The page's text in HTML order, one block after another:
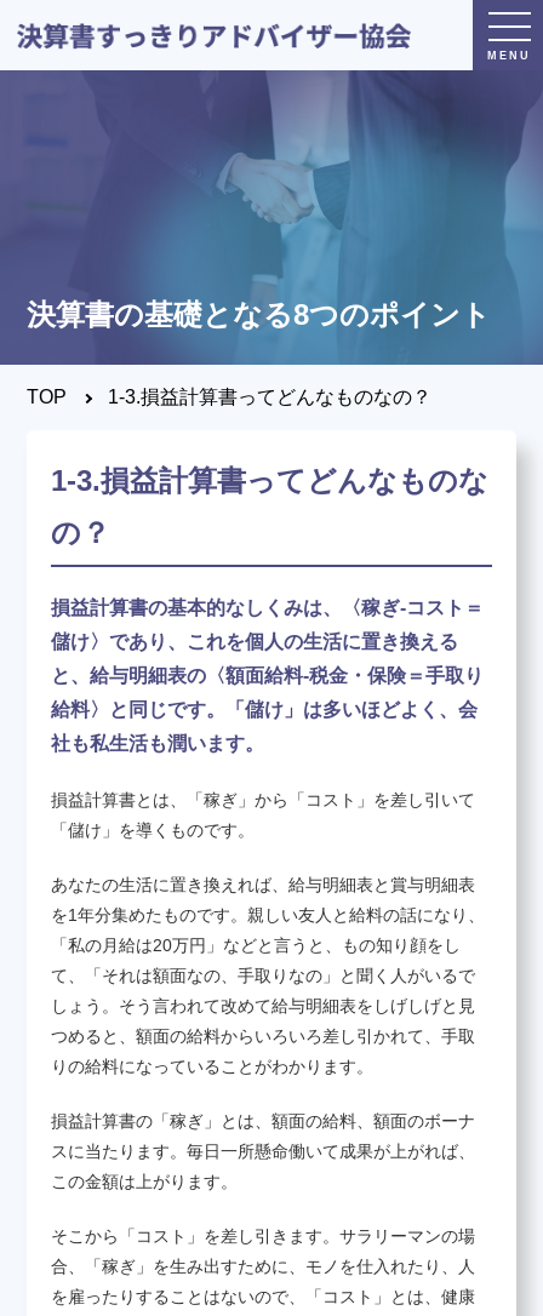
アドバイザー協会とは？
決算書すっきりアドバイザー とは？
養成講座・試験について
養成講座のお申し込み
決算書について知りたい
会員紹介
お問い合わせ
決算書の基礎となる8つのポイント
TOP 1-3.損益計算書ってどんなものなの？
1-3.損益計算書ってどんなものな
の？
損益計算書の基本的なしくみは、〈稼ぎ-コスト＝
儲け〉であり、これを個人の生活に置き換える
と、給与明細表の〈額面給料-税金・保険＝手取り
給料〉と同じです。「儲け」は多いほどよく、会
社も私生活も潤います。
損益計算書とは、「稼ぎ」から「コスト」を差し引いて
「儲け」を導くものです。
あなたの生活に置き換えれば、給与明細表と賞与明細表
を1年分集めたものです。親しい友人と給料の話になり、
「私の月給は20万円」などと言うと、もの知り顔をし
て、「それは額面なの、手取りなの」と聞く人がいるで
しょう。そう言われて改めて給与明細表をしげしげと見
つめると、額面の給料からいろいろ差し引かれて、手取
りの給料になっていることがわかります。
損益計算書の「稼ぎ」とは、額面の給料、額面のボーナ
スに当たります。毎日一所懸命働いて成果が上がれば、
この金額は上がります。
そこから「コスト」を差し引きます。サラリーマンの場
合、「稼ぎ」を生み出すために、モノを仕入れたり、人
を雇ったりすることはないので、「コスト」とは、健康